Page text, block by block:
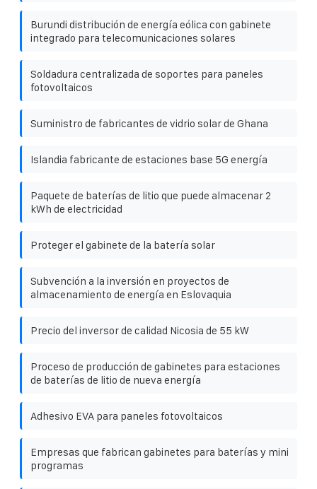
Burundi distribución de energía eólica con gabinete
integrado para telecomunicaciones solares
Soldadura centralizada de soportes para paneles
fotovoltaicos
Suministro de fabricantes de vidrio solar de Ghana
Islandia fabricante de estaciones base 5G energía
Paquete de baterías de litio que puede almacenar 2
kWh de electricidad
Proteger el gabinete de la batería solar
Subvención a la inversión en proyectos de
almacenamiento de energía en Eslovaquia
Precio del inversor de calidad Nicosia de 55 kW
Proceso de producción de gabinetes para estaciones
de baterías de litio de nueva energía
Adhesivo EVA para paneles fotovoltaicos
Empresas que fabrican gabinetes para baterías y mini
programas